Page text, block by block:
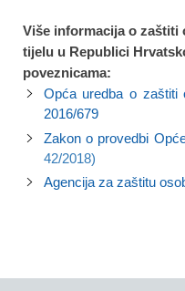
Više informacija o zaštiti
tijelu u Republici
poveznicama:
Opća uredba o zaštiti
2016/679
Zakon o provedbi
42/2018)
Agencija za zaštitu